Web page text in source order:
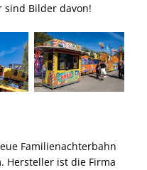
sind Bilder davon!
Familienachterbahn
Hersteller ist die Firma